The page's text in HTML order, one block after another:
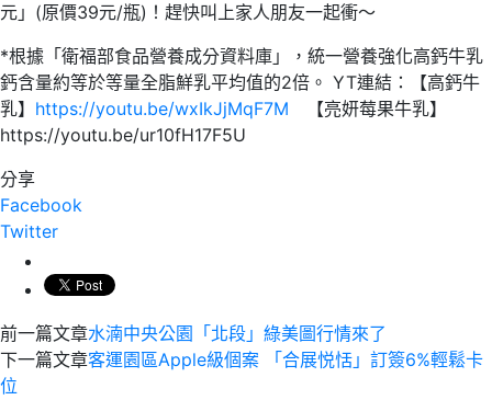
元」(原價39元/瓶)！趕快叫上家人朋友一起衝～
*根據「衛福部食品營養成分資料庫」，統一營養強化高鈣牛乳
鈣含量約等於等量全脂鮮乳平均值的2倍。 YT連結：【高鈣牛
乳】 https://youtu.be/wxIkJjMqF7M 【亮妍莓果牛乳】
https://youtu.be/ur10fH17F5U
分享
Facebook
Twitter
前一篇文章水湳中央公園「北段」綠美圖行情來了
下一篇文章客運園區Apple級個案 「合展悦恬」訂簽6%輕鬆卡
位